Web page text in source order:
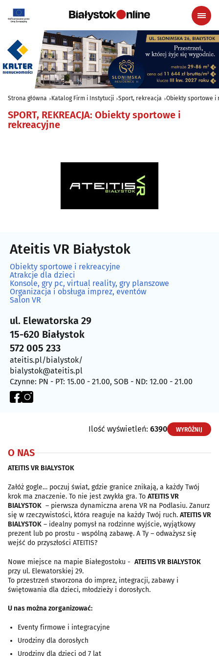
Strona główna Katalog Firm i Instytucji Sport, rekreacja Obiekty sportowe i
SPORT, REKREACJA: Obiekty sportowe i
rekreacyjne
Ateitis VR Białystok
Obiekty sportowe i rekreacyjne
Atrakcje dla dzieci
Konsole, gry pc, virtual reality, gry planszowe
Organizacja i obsługa imprez, eventów
Salon VR
ul. Elewatorska 29
15-620 Białystok
572 005 233
ateitis.pl/bialystok/
bialystok@ateitis.pl
Czynne: PN - PT: 15.00 - 21.00, SOB - ND: 12.00 - 21.00
Ilość wyświetleń: 6390 WYRÓŻNIJ
O NAS
ATEITIS VR BIALYSTOK
Załóż gogle… poczuj świat, gdzie granice znikają, a każdy Twój
krok ma znaczenie. To nie jest zwykła gra. To ATEITIS VR
BIALYSTOK – pierwsza dynamiczna arena VR na Podlasiu. Zanurz
się w rzeczywistości, która reaguje na każdy Twój ruch. ATEITIS VR
BIALYSTOK – idealny pomysł na rodzinne wyjście, wyjątkowy
prezent lub po prostu - wspólną zabawę. A Ty – odważysz się
wejść do przyszłości ATEITIS?
Nowe miejsce na mapie Białegostoku - ATEITIS VR BIALYSTOK
przy ul. Elewatorskiej 29.
To przestrzeń stworzona do imprez, integracji, zabawy i
świętowania dla dzieci, młodzieży i dorosłych.
U nas można zorganizować:
Eventy firmowe i integracyjne
Urodziny dla dorosłych
Urodziny dla dzieci od 7 lat